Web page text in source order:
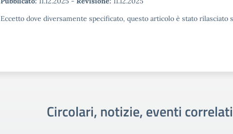
Eccetto dove diversamente specificato, questo articolo è stato
Circolari, notizie, eventi correlati